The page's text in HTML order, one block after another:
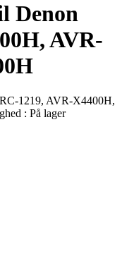
Denon
AVR-
RC-1219, AVR-X4400H,
: På lager